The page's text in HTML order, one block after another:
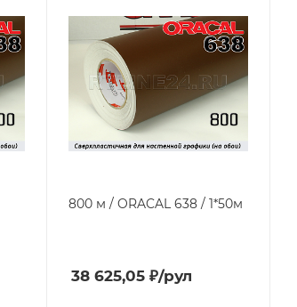
800 м / ORACAL 638 / 1*50м
38 625,05₽/рул